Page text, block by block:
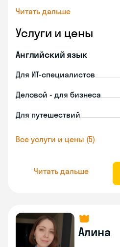
Читать дальше
Услуги и цены
Английский язык
Для ИТ-специалистов
Деловой - для бизнеса
Для путешествий
Все услуги и цены (5)
Читать дальше
Алина